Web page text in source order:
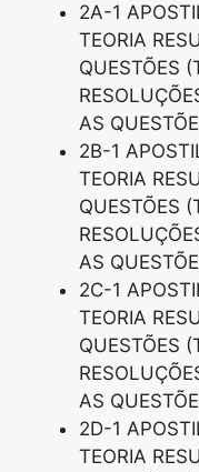
2A-1
TEORIA
QUESTÕES
AS
2B-1
TEORIA
QUESTÕES
AS
2C-1
TEORIA
QUESTÕES
AS
2D-1
TEORIA